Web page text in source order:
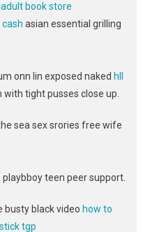
adult book store
asian essential grilling
onn lin exposed naked hll
tight pusses close up.
sea sex srories free wife
teen peer support.
busty black video how to
tgp